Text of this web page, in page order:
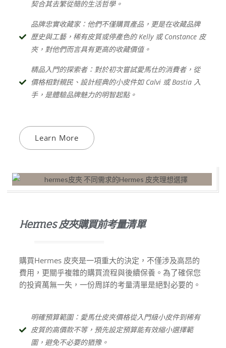
契合其去繁從簡的生活哲學。
品牌忠實收藏家：他們不僅購買產品，更是在收藏品牌
歷史與工藝，稀有皮質或停產色的 Kelly 或 Constance 皮
夾，對他們而言具有更高的收藏價值。
精品入門的探索者：對於初次嘗試愛馬仕的消費者，從
價格相對親民、設計經典的小皮件如 Calvi 或 Bastia 入
手，是體驗品牌魅力的明智起點。
Learn More
Hermes 皮夾購買前考量清單
購買Hermes 皮夾是一項重大的決定，不僅涉及高昂的
費用，更關乎複雜的購買流程與後續保養。為了確保您
的投資萬無一失，一份周詳的考量清單是絕對必要的。
明確預算範圍：愛馬仕皮夾價格從入門級小皮件到稀有
皮質的高價款不等，預先設定預算能有效縮小選擇範
圍，避免不必要的猶豫。